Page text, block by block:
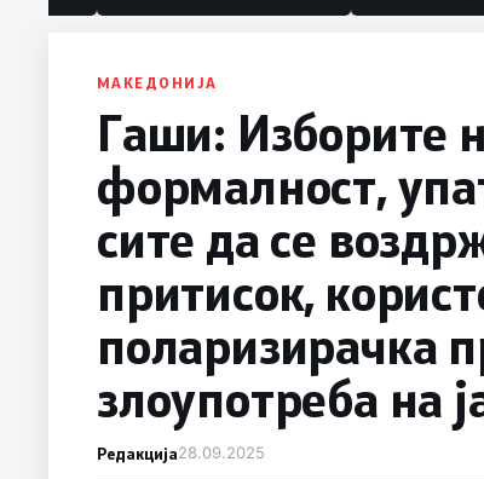
МАКЕДОНИЈА
Гаши: Изборите
формалност,
сите да се
притисок,
поларизирачка
злоупотреба на
Редакција28.09.2025